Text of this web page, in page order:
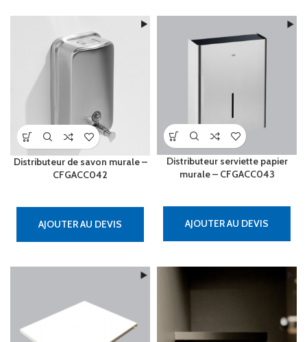
Distributeur de savon murale –
CFGACC042
AJOUTER AU DEVIS
Distributeur serviette papier
murale – CFGACC043
AJOUTER AU DEVIS